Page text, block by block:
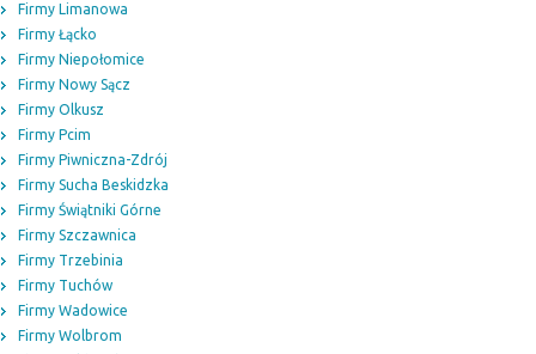
Firmy Limanowa
Firmy Łącko
Firmy Niepołomice
Firmy Nowy Sącz
Firmy Olkusz
Firmy Pcim
Firmy Piwniczna-Zdrój
Firmy Sucha Beskidzka
Firmy Świątniki Górne
Firmy Szczawnica
Firmy Trzebinia
Firmy Tuchów
Firmy Wadowice
Firmy Wolbrom